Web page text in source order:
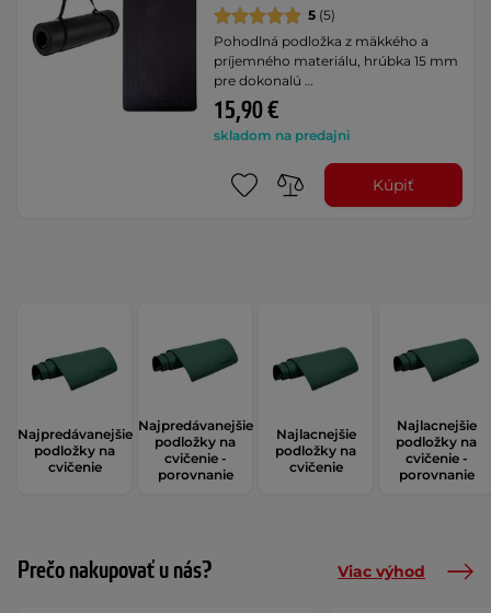
5 (5)
Pohodlná podložka z mäkkého a
príjemného materiálu, hrúbka 15 mm
pre dokonalú …
15,90 €
skladom na predajni
Kúpiť
Najpredávanejšie
podložky na
cvičenie
Najpredávanejšie
podložky na
cvičenie -
porovnanie
Najlacnejšie
podložky na
cvičenie
Najlacnejšie
podložky na
cvičenie -
porovnanie
Prečo nakupovať u nás? Viac výhod